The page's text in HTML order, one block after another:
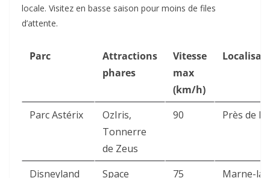
locale. Visitez en basse saison pour moins de files
d’attente.
Parc
Attractions
phares
Vitesse
max
(km/h)
Parc Astérix
OzIris,
Tonnerre
de Zeus
90 Près de
Disneyland Space 75 Marne-la-